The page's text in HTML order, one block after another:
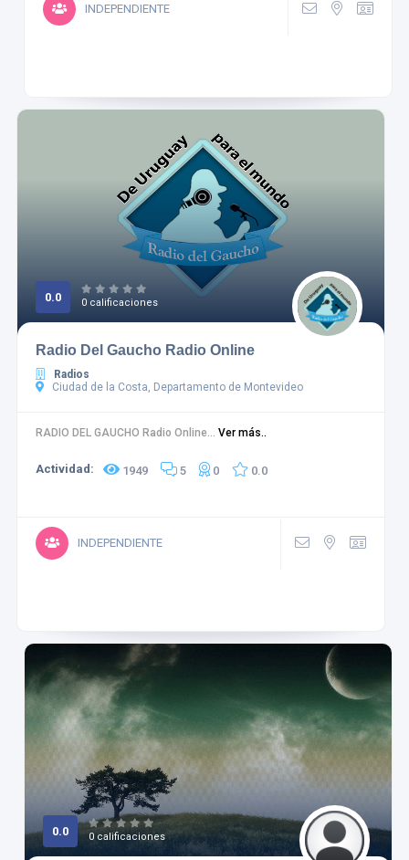
INDEPENDIENTE
0.0 0 calificaciones
Radio Del Gaucho Radio Online
Radios
Ciudad de la Costa, Departamento de Montevideo
RADIO DEL GAUCHO Radio Online... Ver más..
Actividad: 1949 5 0 0.0
INDEPENDIENTE
0.0 0 calificaciones